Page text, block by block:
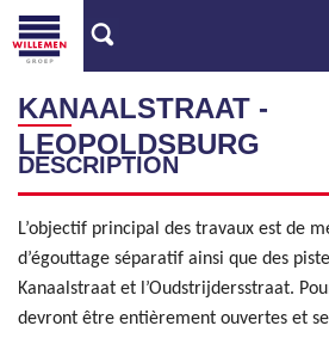
KANAALSTRAAT -
LEOPOLDSBURG
DESCRIPTION
L’objectif principal des travaux est de
d’égouttage séparatif ainsi que des
Kanaalstraat et l’Oudstrijdersstraat.
devront être entièrement ouvertes et